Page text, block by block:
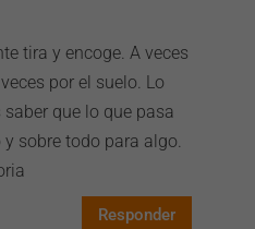
tira y encoge. A veces
por el suelo. Lo
que lo que pasa
sobre todo para algo.
Responder